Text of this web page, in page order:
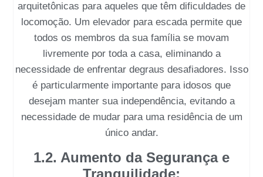
arquitetônicas para aqueles que têm dificuldades de
locomoção. Um elevador para escadapermite que
todos os membros da sua família se movam
livremente por toda a casa, eliminando a
necessidade de enfrentar degraus desafiadores. Isso
é particularmente importante para idosos que
desejam manter sua independência, evitando a
necessidade de mudar para uma residência de um
único andar.
1.2. Aumento da Segurança e
Tranquilidade: